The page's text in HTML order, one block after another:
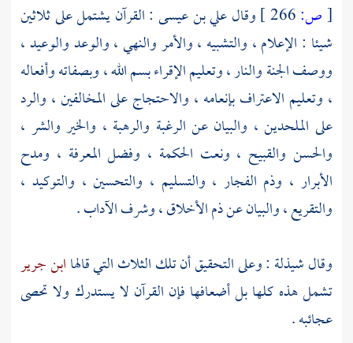
[ص: وقالعلي بن عيسى : القرآن يشتمل على ثلاثين
شيئا : الإعلام ، والتشبيه ، والأمر والنهي ، والوعد والوعيد ،
ووصف الجنة والنار ، وتعليم الإقراء بسم الله ، وبصفاته وأفعاله
، وتعليم الاعتراف بإنعامه ، والاحتجاج على المخالفين ، والرد
على الملحدين ، والبيان عن الرغبة والرهبة ، والخير والشر ،
والحسن والقبيح ، ونعت الحكمة ، وفضل المعرفة ، ومدح
الأبرار ، وذم الفجار ، والتسليم ، والتحسين ، والتوكيد ،
والتقريع ، والبيان عن ذم الأخلاق ، وشرف الآداب .
وقالشيذلة : وعلى التحقيق أن تلك الثلاث التي قالهاابن جرير
تشمل هذه كلها بل أضعافها فإن القرآن لا يستدرك ولا تحصى
عجائبه .